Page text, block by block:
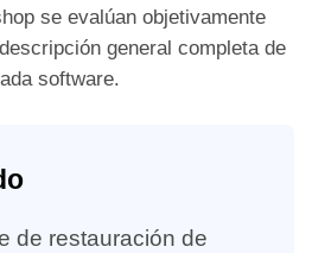
se evalúan objetivamente
general completa de
software.
de restauración de